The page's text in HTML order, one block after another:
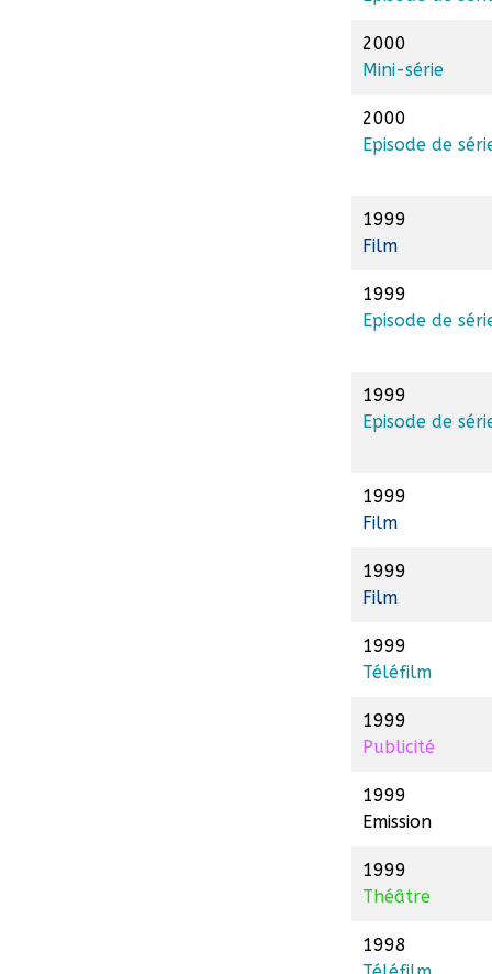
2000
Mini-série
2000
Episode de
1999
Film
1999
Episode de
1999
Episode de
1999
Film
1999
Film
1999
Téléfilm
1999
Publicité
1999
Emission
1999
Théâtre
1998